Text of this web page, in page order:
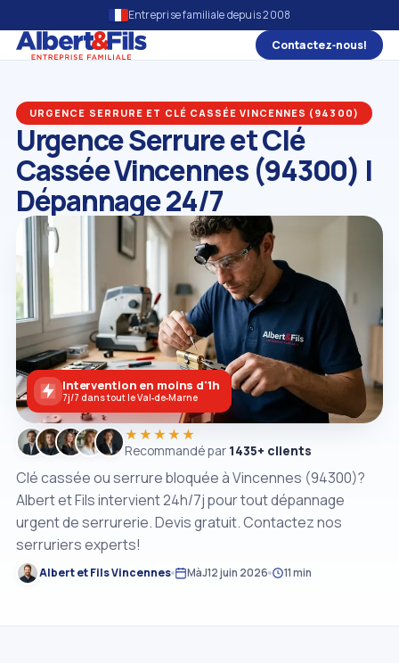
Entreprise familiale depuis 2008
Contactez‑nous!
URGENCE SERRURE ET CLÉ CASSÉE VINCENNES (94300)
Urgence Serrure et Clé
Cassée Vincennes (94300) |
Dépannage 24/7
Clé cassée ou serrure bloquée à Vincennes (94300)?
Albert et Fils intervient 24h/7j pour tout dépannage
urgent de serrurerie. Devis gratuit. Contactez nos
serruriers experts!
Albert et Fils Vincennes MàJ12 juin 2026 11 min
★★★★★
Recommandé par 1435+ clients
Intervention en moins d'1h
7j/7 dans tout le Val‑de‑Marne